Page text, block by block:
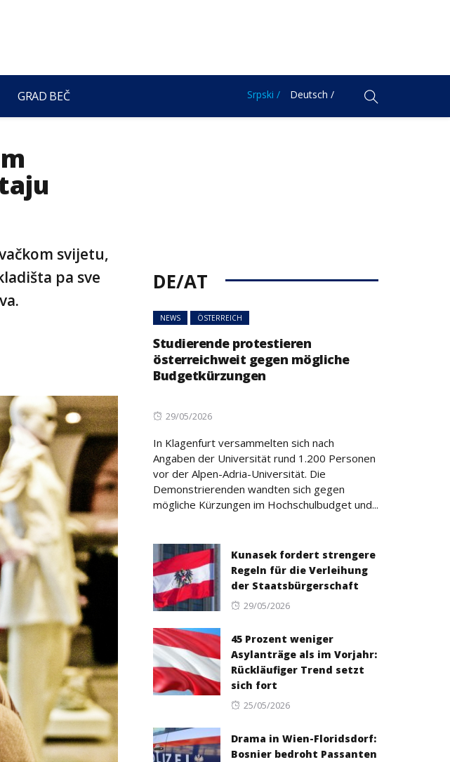
GRAD BEČ Srpski / Deutsch /
svijetu,
pa sve
DE/AT
NEWS ÖSTERREICH
Studierende protestieren
österreichweit gegen mögliche
Budgetkürzungen
Posted
29/05/2026
In Klagenfurt versammelten sich nach
Angaben der Universität rund 1.200 Personen
vor der Alpen-Adria-Universität. Die
Demonstrierenden wandten sich gegen
mögliche Kürzungen im Hochschulbudget und...
Kunasek fordert strengere
Regeln für die Verleihung
der Staatsbürgerschaft
Posted
29/05/2026
45 Prozent weniger
Asylanträge als im Vorjahr:
Rückläufiger Trend setzt
sich fort
Posted
25/05/2026
Drama in Wien-Floridsdorf:
Bosnier bedroht Passanten